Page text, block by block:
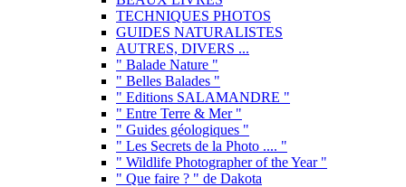
TECHNIQUES PHOTOS
GUIDES NATURALISTES
AUTRES, DIVERS ...
" Balade Nature "
" Belles Balades "
" Editions SALAMANDRE "
" Entre Terre & Mer "
" Guides géologiques "
" Les Secrets de la Photo .... "
" Wildlife Photographer of the Year "
" Que faire ? " de Dakota